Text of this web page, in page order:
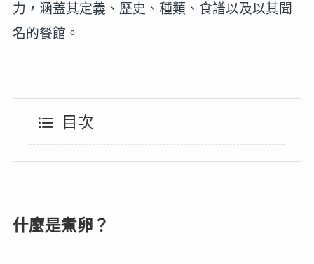
力，涵蓋其定義、歷史、種類、食譜以及以其聞
名的餐館。
目次
什麼是煮卵？